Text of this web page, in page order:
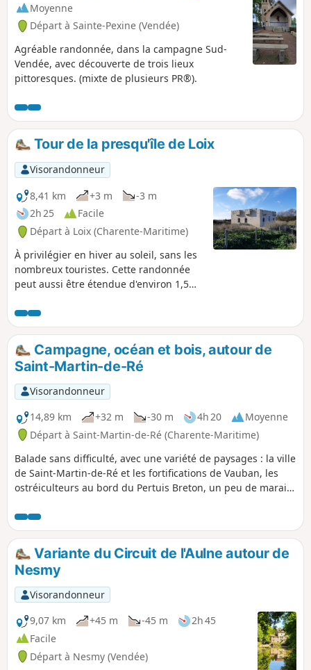
Moyenne
Départ à Sainte-Pexine (Vendée)
Agréable randonnée, dans la campagne Sud-
Vendée, avec découverte de trois lieux
pittoresques. (mixte de plusieurs PR®).
Tour de la presqu'île de Loix
Visorandonneur
8,41 km
+3 m
-3 m
2h 25
Facile
Départ à Loix (Charente-Maritime)
À privilégier en hiver au soleil, sans les
nombreux touristes. Cette randonnée
peut aussi être étendue d'environ 1,5
Clénandré. Aucune difficulté ni piège,
tout est bien balisé. Une bonne partie
peut aussi être effectuée en vélo. Une
grande partie du circuit est sur une
digue où vous aurez une belle vue sur
la mer et les bernaches, en saison.
Campagne, océan et bois, autour de
Saint-Martin-de-Ré
Visorandonneur
14,89 km
+32 m -30 m 4h 20
Moyenne
Départ à Saint-Martin-de-Ré (Charente-Maritime)
Balade sans difficulté, avec une variété de paysages : la ville
de Saint-Martin-de-Ré et les fortifications de Vauban, les
ostréiculteurs au bord du Pertuis Breton, un peu de marais
d'Antioche), et d'agréables bois de sapin et de cèdre.
Variante du Circuit de l'Aulne autour de
Nesmy
Visorandonneur
9,07 km
+45 m -45 m
2h 45
Facile
Départ à Nesmy (Vendée)